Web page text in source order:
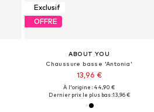
Exclusif
OFFRE
ABOUT YOU
Chaussure basse 'Antonia'
13,96 €
À l'origine : 44,90 €
Dernier prix le plus bas :13,96 €